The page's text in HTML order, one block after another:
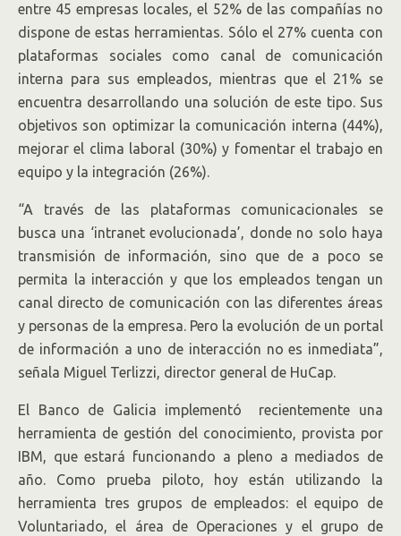
entre 45 empresas locales, el 52% de las compañías no
dispone de estas herramientas. Sólo el 27% cuenta con
plataformas sociales como canal de comunicación
interna para sus empleados, mientras que el 21% se
encuentra desarrollando una solución de este tipo. Sus
objetivos son optimizar la comunicación interna (44%),
mejorar el clima laboral (30%) y fomentar el trabajo en
equipo y la integración (26%).
“A través de las plataformas comunicacionales se
busca una ‘intranet evolucionada’, donde no solo haya
transmisión de información, sino que de a poco se
permita la interacción y que los empleados tengan un
canal directo de comunicación con las diferentes áreas
y personas de la empresa. Pero la evolución de un portal
de información a uno de interacción no es inmediata”,
señala Miguel Terlizzi, director general de HuCap.
El Banco de Galicia implementó recientemente una
herramienta de gestión del conocimiento, provista por
IBM, que estará funcionando a pleno a mediados de
año. Como prueba piloto, hoy están utilizando la
herramienta tres grupos de empleados: el equipo de
Voluntariado, el área de Operaciones y el grupo de